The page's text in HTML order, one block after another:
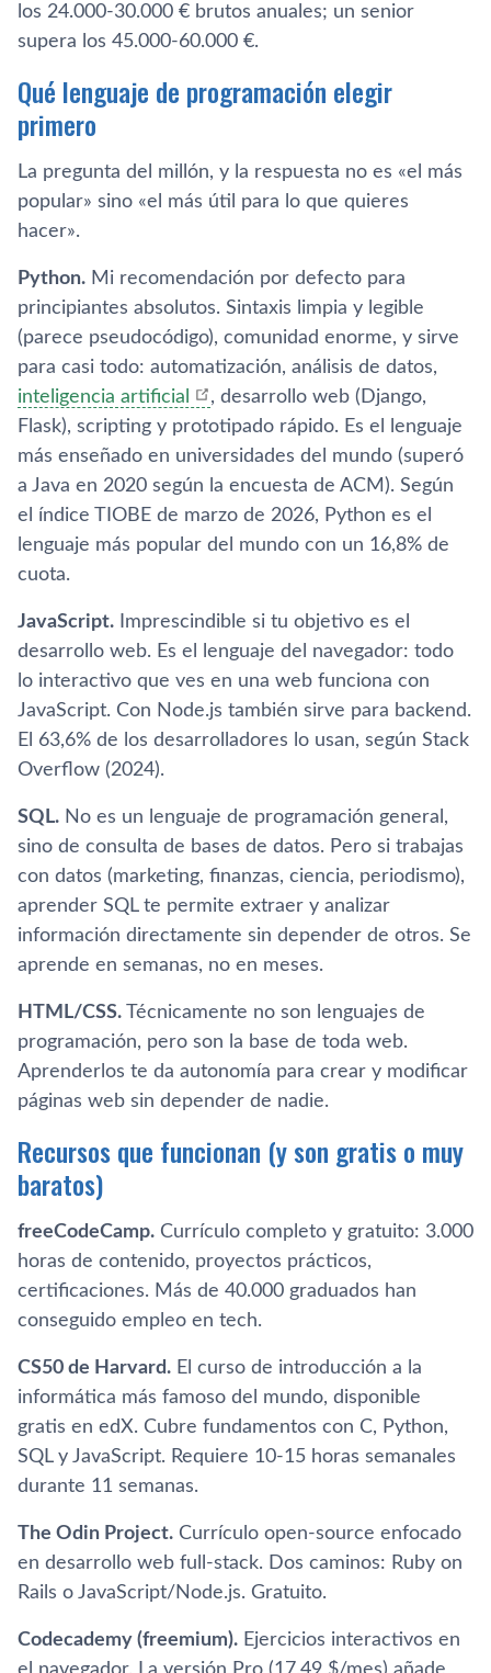
los 24.000-30.000 € brutos anuales; un senior
supera los 45.000-60.000 €.
Qué lenguaje de programación elegir
primero
La pregunta del millón, y la respuesta no es «el más
popular» sino «el más útil para lo que quieres
hacer».
Python. Mi recomendación por defecto para
principiantes absolutos. Sintaxis limpia y legible
(parece pseudocódigo), comunidad enorme, y sirve
para casi todo: automatización, análisis de datos,
inteligencia artificial
, desarrollo web (Django,
Flask), scripting y prototipado rápido. Es el lenguaje
más enseñado en universidades del mundo (superó
a Java en 2020 según la encuesta de ACM). Según
el índice TIOBE de marzo de 2026, Python es el
lenguaje más popular del mundo con un 16,8% de
cuota.
JavaScript. Imprescindible si tu objetivo es el
desarrollo web. Es el lenguaje del navegador: todo
lo interactivo que ves en una web funciona con
JavaScript. Con Node.js también sirve para backend.
El 63,6% de los desarrolladores lo usan, según Stack
Overflow (2024).
SQL. No es un lenguaje de programación general,
sino de consulta de bases de datos. Pero si trabajas
con datos (marketing, finanzas, ciencia, periodismo),
aprender SQL te permite extraer y analizar
información directamente sin depender de otros. Se
aprende en semanas, no en meses.
HTML/CSS. Técnicamente no son lenguajes de
programación, pero son la base de toda web.
Aprenderlos te da autonomía para crear y modificar
páginas web sin depender de nadie.
Recursos que funcionan (y son gratis o muy
baratos)
freeCodeCamp. Currículo completo y gratuito: 3.000
horas de contenido, proyectos prácticos,
certificaciones. Más de 40.000 graduados han
conseguido empleo en tech.
CS50 de Harvard. El curso de introducción a la
informática más famoso del mundo, disponible
gratis en edX. Cubre fundamentos con C, Python,
SQL y JavaScript. Requiere 10-15 horas semanales
durante 11 semanas.
The Odin Project. Currículo open-source enfocado
en desarrollo web full-stack. Dos caminos: Ruby on
Rails o JavaScript/Node.js. Gratuito.
Codecademy (freemium). Ejercicios interactivos en